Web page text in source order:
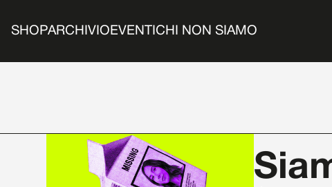
SHOPARCHIVIO EVENTI CHI NON SIAMO